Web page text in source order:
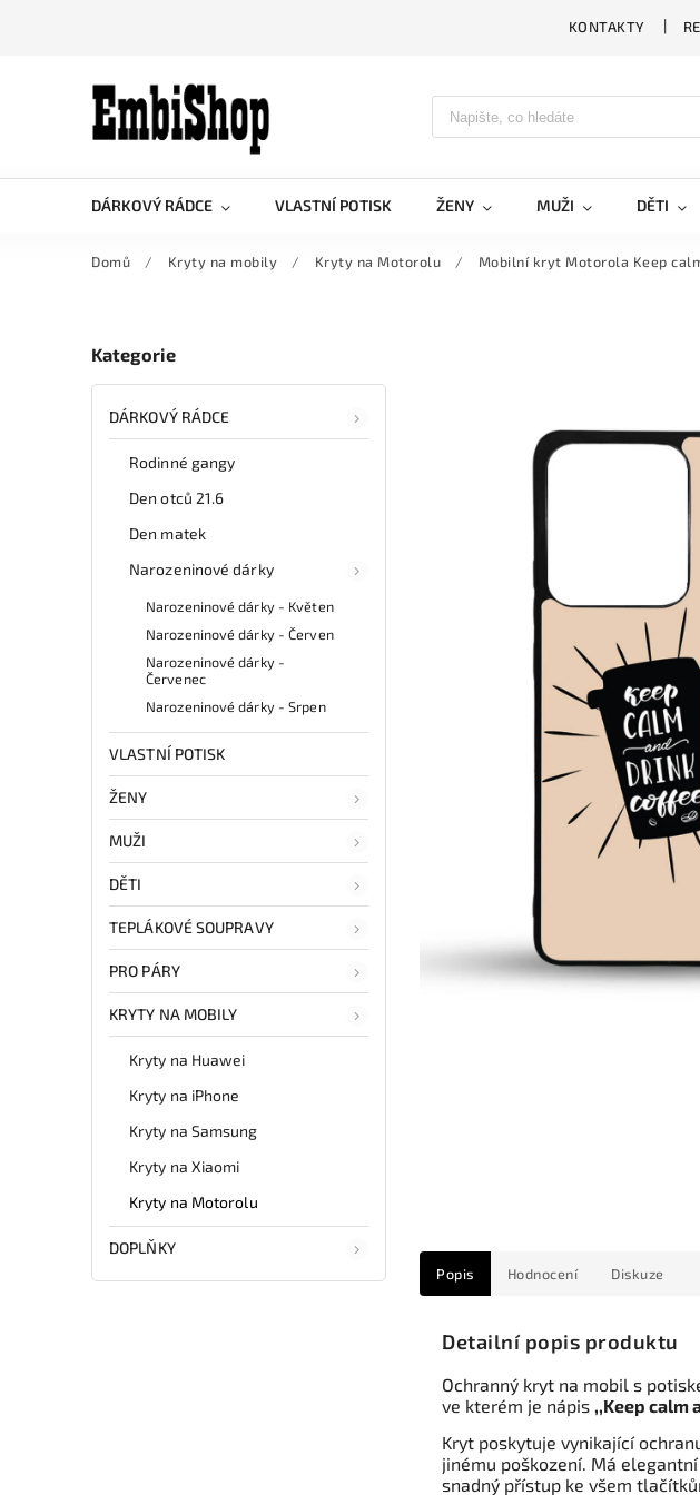
KONTAKTY
DÁRKOVÝ RÁDCE VLASTNÍ POTISK ŽENY MUŽI DĚTI
Domů / Kryty na mobily / Kryty na Motorolu / Mobilní kryt Motorola Keep
Kategorie
DÁRKOVÝ RÁDCE
Rodinné gangy
Den otců 21.6
Den matek
Narozeninové dárky
Narozeninové dárky - Květen
Narozeninové dárky - Červen
Narozeninové dárky -
Červenec
Narozeninové dárky - Srpen
VLASTNÍ POTISK
ŽENY
MUŽI
DĚTI
TEPLÁKOVÉ SOUPRAVY
PRO PÁRY
KRYTY NA MOBILY
Kryty na Huawei
Kryty na iPhone
Kryty na Samsung
Kryty na Xiaomi
Kryty na Motorolu
DOPLŇKY
Popis Hodnocení Diskuze
Detailní popis produktu
Ochranný kryt na mobil s
ve kterém je nápis ,,Keep calm
Kryt poskytuje vynikající
jinému poškození. Má
snadný přístup ke všem